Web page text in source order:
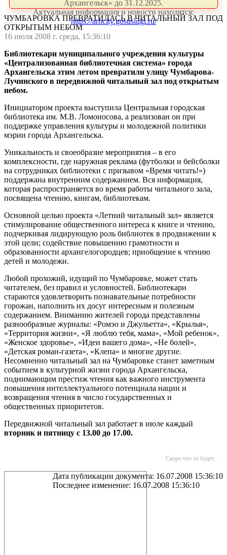
Архангельск» до 31.12.2025.
Актуальная информация и новости находятся:
https://arhcity.gosuslugi.ru/
ЧУМБАРОВКА ПРЕВРАТИЛАСЬ В ЧИТАЛЬНЫЙ ЗАЛ ПОД
ОТКРЫТЫМ НЕБОМ
16 июля 2008 г. среда, 15:36:10
Библиотекари муниципального учреждения культуры
«Централизованная библиотечная система» города
Архангельска этим летом превратили улицу Чумбарова-
Лучинского в передвижной читальный зал под открытым
небом.
Инициатором проекта выступила Центральная городская
библиотека им. М.В. Ломоносова, а реализован он при
поддержке управления культуры и молодежной политики
мэрии города Архангельска.
Уникальность и своеобразие мероприятия – в его
комплексности, где наружная реклама (футболки и бейсболки
на сотрудниках библиотеки с призывом «Время читать!»)
поддержана внутренним содержанием. Вся информация,
которая распространяется во время работы читального зала,
посвящена чтению, книгам, библиотекам.
Основной целью проекта «Летний читальный зал» является
стимулирование общественного интереса к книге и чтению,
подчеркивая лидирующую роль библиотек в продвижении к
этой цели; содействие повышению грамотности и
образованности архангелогородцев; приобщение к чтению
детей и молодежи.
Любой прохожий, идущий по Чумбаровке, может стать
читателем, без правил и условностей. Библиотекари
стараются удовлетворить познавательные потребности
горожан, наполнить их досуг интересным и полезным
содержанием. Вниманию жителей города представлены
разнообразные журналы: «Ромэо и Джульетта», «Крылья»,
«Территория жизни», «Я люблю тебя, мама», «Мой ребенок»,
«Женское здоровье», «Идеи вашего дома», «Не болей»,
«Детская роман-газета», «Клепа» и многие другие.
Несомненно читальный зал на Чумбаровке станет заметным
событием в культурной жизни города Архангельска,
поднимающим престиж чтения как важного инструмента
повышения интеллектуального потенциала нации и
возвращения чтения в число государственных и
общественных приоритетов.
Передвижной читальный зал работает в июле каждый
вторник и пятницу с 13.00 до 17.00.
Скоро что то будет...
Дата публикации документа: 16.07.2008 15:36:10
Последнее изменение: 16.07.2008 15:36:10